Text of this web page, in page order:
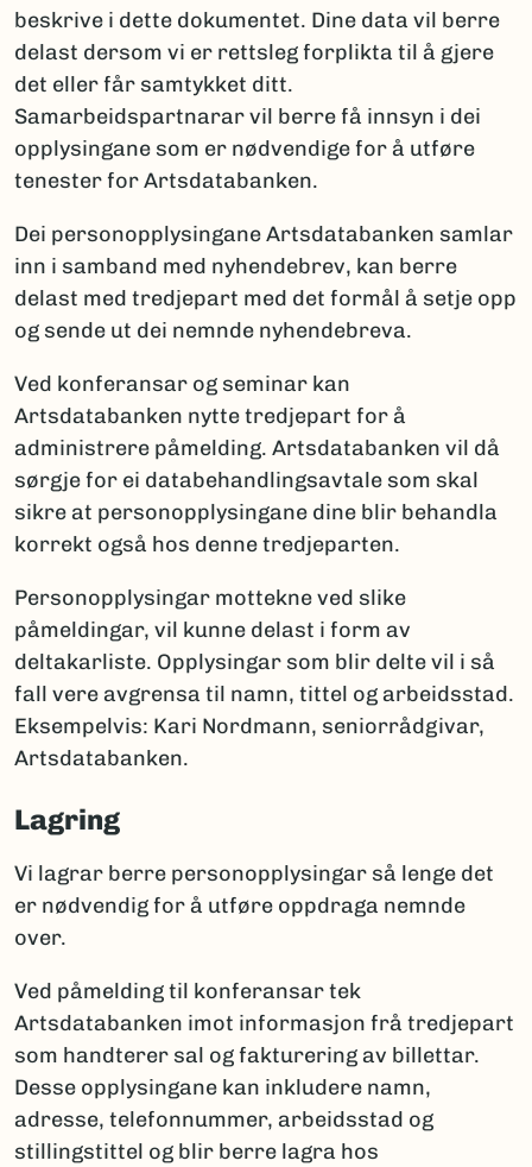
beskrive i dette dokumentet. Dine data vil berre
delast dersom vi er rettsleg forplikta til å gjere
det eller får samtykket ditt.
Samarbeidspartnarar vil berre få innsyn i dei
opplysingane som er nødvendige for å utføre
tenester for Artsdatabanken.
Dei personopplysingane Artsdatabanken samlar
inn i samband med nyhendebrev, kan berre
delast med tredjepart med det formål å setje opp
og sende ut dei nemnde nyhendebreva.
Ved konferansar og seminar kan
Artsdatabanken nytte tredjepart for å
administrere påmelding. Artsdatabanken vil då
sørgje for ei databehandlingsavtale som skal
sikre at personopplysingane dine blir behandla
korrekt også hos denne tredjeparten.
Personopplysingar mottekne ved slike
påmeldingar, vil kunne delast i form av
deltakarliste. Opplysingar som blir delte vil i så
fall vere avgrensa til namn, tittel og arbeidsstad.
Eksempelvis: Kari Nordmann, seniorrådgivar,
Artsdatabanken.
Lagring
Vi lagrar berre personopplysingar så lenge det
er nødvendig for å utføre oppdraga nemnde
over.
Ved påmelding til konferansar tek
Artsdatabanken imot informasjon frå tredjepart
som handterer sal og fakturering av billettar.
Desse opplysingane kan inkludere namn,
adresse, telefonnummer, arbeidsstad og
stillingstittel og blir berre lagra hos